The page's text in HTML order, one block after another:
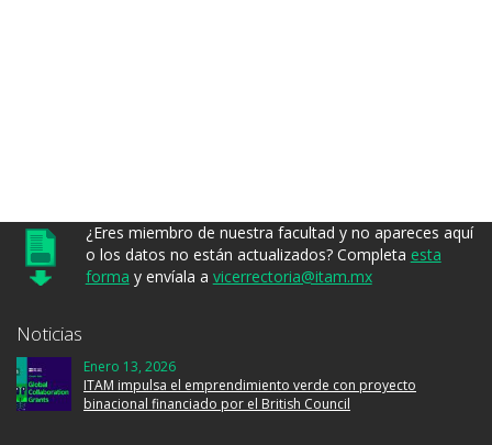
¿Eres miembro de nuestra facultad y no apareces aquí
o los datos no están actualizados? Completa esta
forma y envíala a vicerrectoria@itam.mx
Noticias
Enero 13, 2026
ITAM impulsa el emprendimiento verde con proyecto
binacional financiado por el British Council